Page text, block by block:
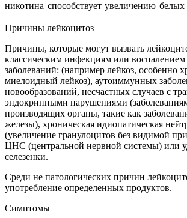
никотина способствует увеличению
Причины лейкоцитоз
Причины, которые могут вызвать
классическим инфекциям или
заболеваний: (например лейкоз, особенно
миелоидный лейкоз), аутоиммунных
новообразований, несчастных случаев с
эндокринными нарушениями
производящих органы, такие как
железы), хроническая идиопатическая
(увеличение гранулоцитов без видимой
ЦНС (центральной нервной системы) или
селезенки.
Среди не патологических причин
употребление определенных продуктов.
Симптомы